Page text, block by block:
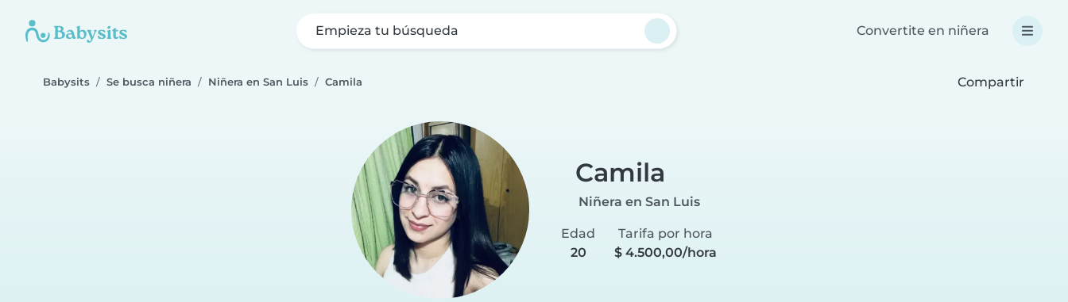
Empieza tu búsqueda Convertite en niñera
Babysits Se busca niñera Niñera en San Luis Camila Compartir
Camila
Niñera en San Luis
Edad
20
Tarifa por hora
$ 4.500,00/hora